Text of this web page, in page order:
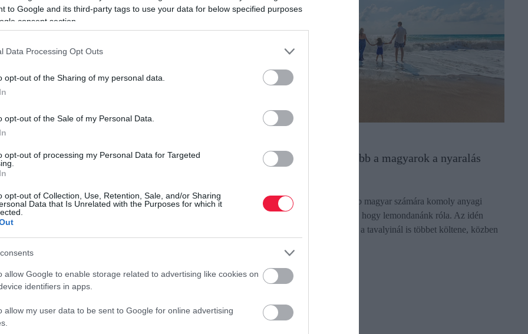
to Google and its third-party tags to use your data for below specified purposes
consent section.
Data Processing Opt Outs
opt-out of the Sharing of my personal data.
opt-out of the Sale of my Personal Data.
opt-out of processing my Personal Data for Targeted
opt-out of Collection, Use, Retention, Sale, and/or Sharing
Data that Is Unrelated with the Purposes for which it
allow Google to enable storage related to advertising like cookies on
identifiers in apps.
allow my user data to be sent to Google for online advertising
amikor a kolbász árusítását 2021-ben az egyik wolfsburgi
keltett, hogy a termelésben dolgozó
is hozzászólt a vitához.
volt megvásárolható, fagyasztva. Június közepétől az
csak az Edeka és a Netto áruházaiban lesz kapható
és a szupermarketekben. A konszern minden
az végére már a kolbász darabszámban előzi az
legolcsóbb villanyautója!
Erre vágynak leginkább a magyarok a nyaralás
A külföldi utazás egyre több magyar számára komoly anyagi
vállalás, mégsem tűnik úgy, hogy lemondanánk róla. Az idén
nyaralást tervezők harmada a tavalyinál is többet költene, közben
rectangle